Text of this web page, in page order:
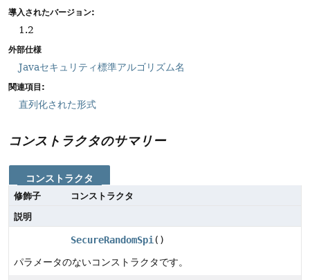
導入されたバージョン:
1.2
外部仕様
Javaセキュリティ標準アルゴリズム名
関連項目:
直列化された形式
コンストラクタのサマリー
コンストラクタ
修飾子
コンストラクタ
説明
SecureRandomSpi ()
パラメータのないコンストラクタです。